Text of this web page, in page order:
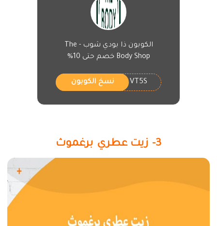
الكوبون ذا بودي شوب - The
Body Shop خصم حتى 10%
VT5S نسخ الكوبون
3- زيت عطري برغموث